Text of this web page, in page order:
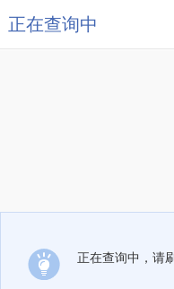
正在查询中
正在查询中，请